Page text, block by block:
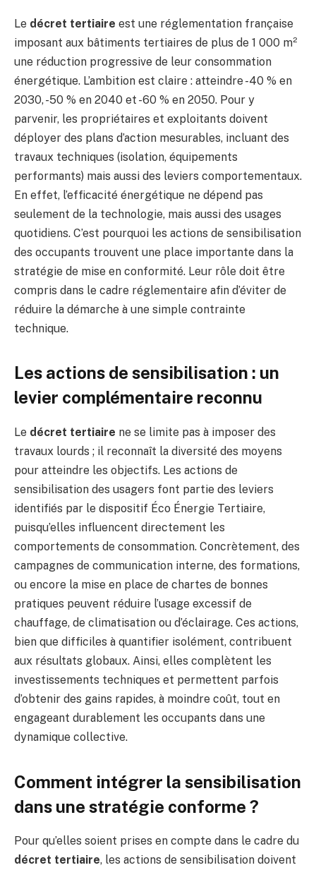
Le décret tertiaire est une réglementation française
imposant aux bâtiments tertiaires de plus de 1 000 m²
une réduction progressive de leur consommation
énergétique. L’ambition est claire : atteindre -40 % en
2030, -50 % en 2040 et -60 % en 2050. Pour y
parvenir, les propriétaires et exploitants doivent
déployer des plans d’action mesurables, incluant des
travaux techniques (isolation, équipements
performants) mais aussi des leviers comportementaux.
En effet, l’efficacité énergétique ne dépend pas
seulement de la technologie, mais aussi des usages
quotidiens. C’est pourquoi les actions de sensibilisation
des occupants trouvent une place importante dans la
stratégie de mise en conformité. Leur rôle doit être
compris dans le cadre réglementaire afin d’éviter de
réduire la démarche à une simple contrainte
technique.
Les actions de sensibilisation : un
levier complémentaire reconnu
Le décret tertiaire ne se limite pas à imposer des
travaux lourds ; il reconnaît la diversité des moyens
pour atteindre les objectifs. Les actions de
sensibilisation des usagers font partie des leviers
identifiés par le dispositif Éco Énergie Tertiaire,
puisqu’elles influencent directement les
comportements de consommation. Concrètement, des
campagnes de communication interne, des formations,
ou encore la mise en place de chartes de bonnes
pratiques peuvent réduire l’usage excessif de
chauffage, de climatisation ou d’éclairage. Ces actions,
bien que difficiles à quantifier isolément, contribuent
aux résultats globaux. Ainsi, elles complètent les
investissements techniques et permettent parfois
d’obtenir des gains rapides, à moindre coût, tout en
engageant durablement les occupants dans une
dynamique collective.
Comment intégrer la sensibilisation
dans une stratégie conforme ?
Pour qu’elles soient prises en compte dans le cadre du
décret tertiaire, les actions de sensibilisation doivent